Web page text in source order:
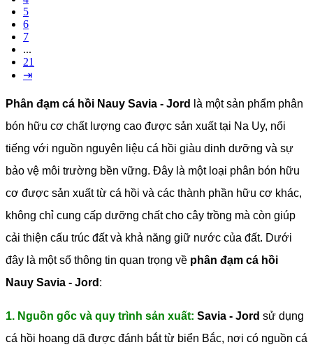
5
6
7
...
21
⇥
Phân đạm cá hồi Nauy Savia - Jord
là một sản phẩm phân
bón hữu cơ chất lượng cao được sản xuất tại Na Uy, nổi
tiếng với nguồn nguyên liệu cá hồi giàu dinh dưỡng và sự
bảo vệ môi trường bền vững. Đây là một loại phân bón hữu
cơ được sản xuất từ cá hồi và các thành phần hữu cơ khác,
không chỉ cung cấp dưỡng chất cho cây trồng mà còn giúp
cải thiện cấu trúc đất và khả năng giữ nước của đất. Dưới
đây là một số thông tin quan trọng về phân đạm cá hồi
Nauy Savia - Jord :
1. Nguồn gốc và quy trình sản xuất: Savia - Jord sử dụng
cá hồi hoang dã được đánh bắt từ biển Bắc, nơi có nguồn cá